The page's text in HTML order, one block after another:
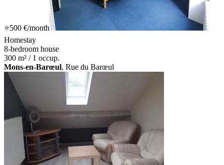
⭐500 €/month
Homestay
8-bedroom house
300 m² / 1 occup.
Mons-en-Barœul, Rue du Barœul